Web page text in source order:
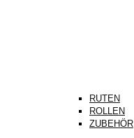
RUTEN
ROLLEN
ZUBEHÖR